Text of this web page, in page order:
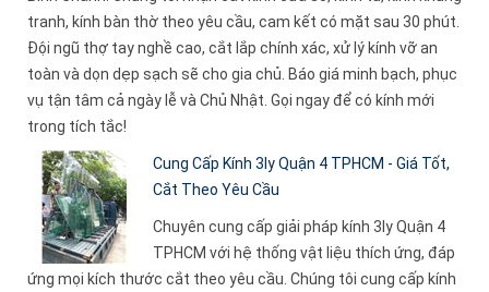
tranh, kính bàn thờ theo yêu cầu, cam kết có mặt sau 30 phút.
Đội ngũ thợ tay nghề cao, cắt lắp chính xác, xử lý kính vỡ an
toàn và dọn dẹp sạch sẽ cho gia chủ. Báo giá minh bạch, phục
vụ tận tâm cả ngày lễ và Chủ Nhật. Gọi ngay để có kính mới
trong tích tắc!
Cung Cấp Kính 3ly Quận 4 TPHCM - Giá Tốt,
Cắt Theo Yêu Cầu
Chuyên cung cấp giải pháp kính 3ly Quận 4
TPHCM với hệ thống vật liệu thích ứng, đáp
ứng mọi kích thước cắt theo yêu cầu. Chúng tôi cung cấp kính